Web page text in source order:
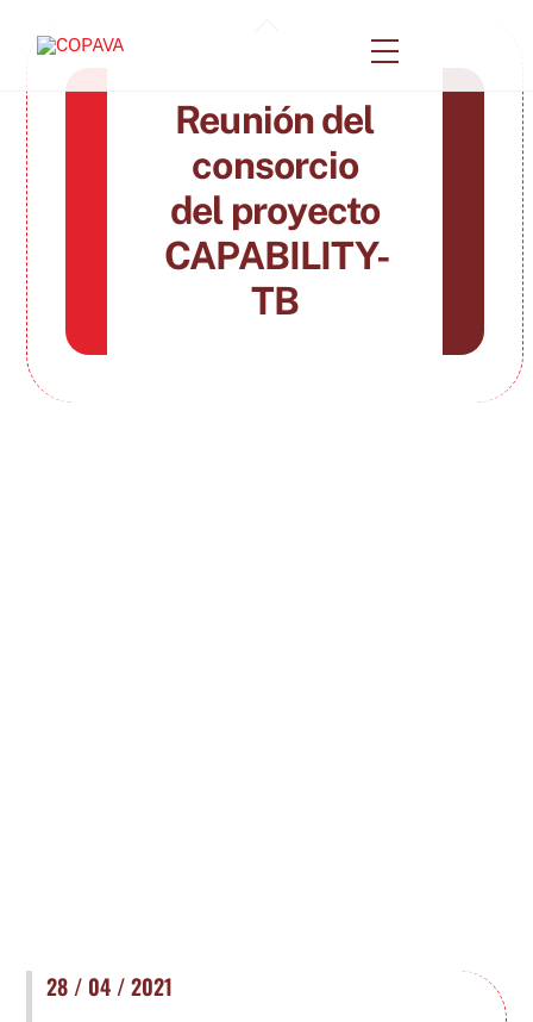
Menu
Reunión del
consorcio
del proyecto
CAPABILITY-
TB
28 / 04 / 2021